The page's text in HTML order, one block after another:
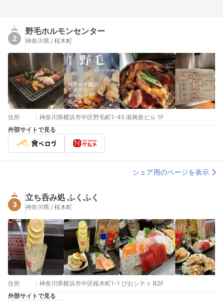
2
野毛ホルモンセンター
神奈川県 / 桜木町
住所 : 神奈川県横浜市中区野毛町1-45 港興産ビル 1F
外部サイトで見る
シェア用のページを表示
3
立ち呑み処 ふくふく
神奈川県 / 桜木町
住所 : 神奈川県横浜市中区桜木町1-1 ぴおシティ B2F
外部サイトで見る